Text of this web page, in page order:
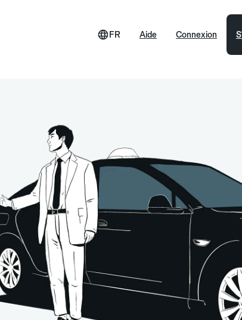
Aide
FR Connexion